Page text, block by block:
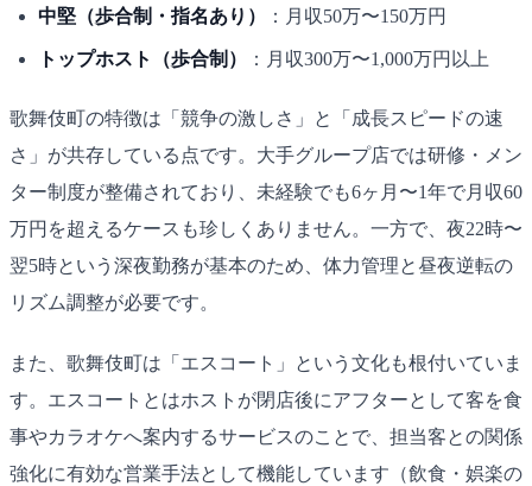
中堅（歩合制・指名あり） ：月収50万〜150万円
トップホスト（歩合制） ：月収300万〜1,000万円以上
歌舞伎町の特徴は「競争の激しさ」と「成長スピードの速
さ」が共存している点です。大手グループ店では研修・メン
ター制度が整備されており、未経験でも6ヶ月〜1年で月収60
万円を超えるケースも珍しくありません。一方で、夜22時〜
翌5時という深夜勤務が基本のため、体力管理と昼夜逆転の
リズム調整が必要です。
また、歌舞伎町は「エスコート」という文化も根付いていま
す。エスコートとはホストが閉店後にアフターとして客を食
事やカラオケへ案内するサービスのことで、担当客との関係
強化に有効な営業手法として機能しています（飲食・娯楽の